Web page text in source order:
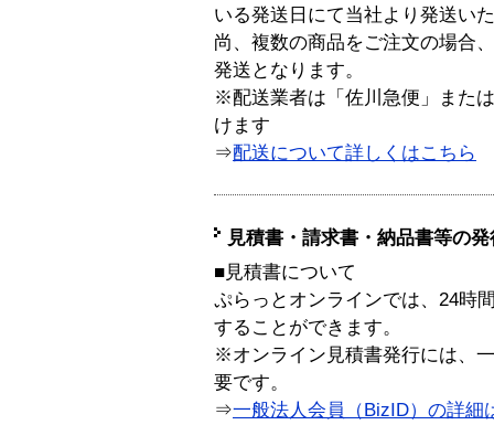
いる発送日にて当社より発送い
尚、複数の商品をご注文の場合
発送となります。
※配送業者は「佐川急便」また
けます
⇒配送について詳しくはこちら
見積書・請求書・納品書等の
■見積書について
ぷらっとオンラインでは、24時
することができます。
※オンライン見積書発行には、
要です。
⇒一般法人会員（BizID）の詳細